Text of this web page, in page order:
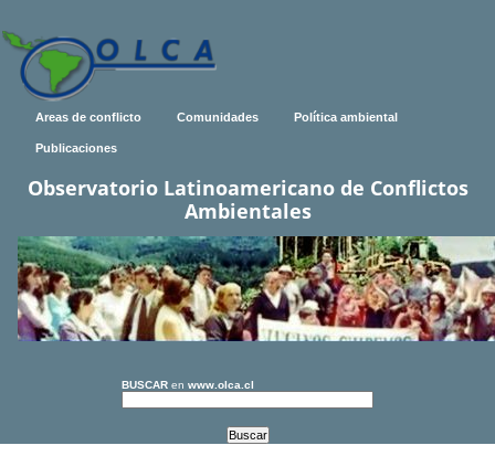
Areas de conflicto Comunidades Política ambiental
Publicaciones
Observatorio Latinoamericano de Conflictos
Ambientales
BUSCAR en www.olca.cl